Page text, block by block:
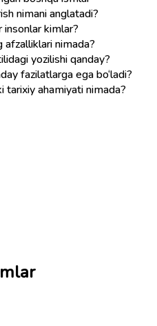
nimani anglatadi?
insonlar kimlar?
afzalliklari nimada?
yozilishi qanday?
fazilatlarga ega bo‘ladi?
tarixiy ahamiyati nimada?